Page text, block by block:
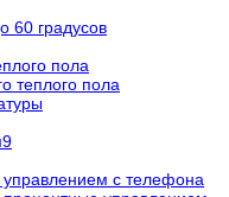
60 градусов
пола
теплого пола
управлением с телефона